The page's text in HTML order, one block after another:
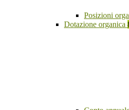
Posizioni
Dotazione organica